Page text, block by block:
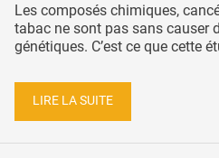
Les composés chimiques,
tabac ne sont pas sans causer
génétiques. C’est ce que cette
LIRE LA SUITE